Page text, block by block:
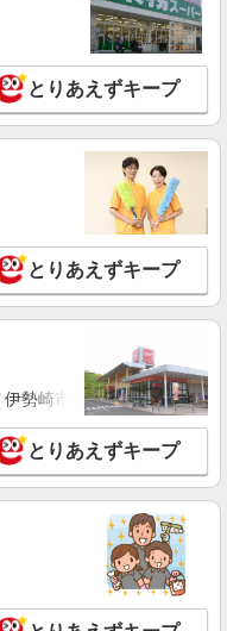
ルケア事業部/仙台オフィ
OK（規定あり） ※給与
寄駅】福島交通飯坂線「平
詳細を見る
ルケア事業部/仙台オフィ
ド）
OK（規定あり） ※給与
寄駅】各線「福島」駅
詳細を見る
ルケア事業部/仙台オフィ
とりあえずキープ
とりあえずキープ
勢崎市・太田市・館林市
とりあえずキープ